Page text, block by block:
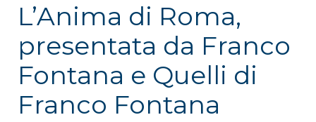
L’Anima di Roma,
presentata da Franco
Fontana e Quelli di
Franco Fontana